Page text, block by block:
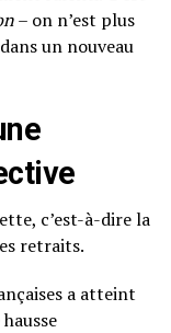
– on n’est plus
un nouveau
c’est-à-dire la
retraits.
a atteint